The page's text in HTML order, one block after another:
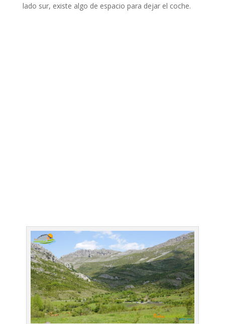
lado sur, existe algo de espacio para dejar el coche.